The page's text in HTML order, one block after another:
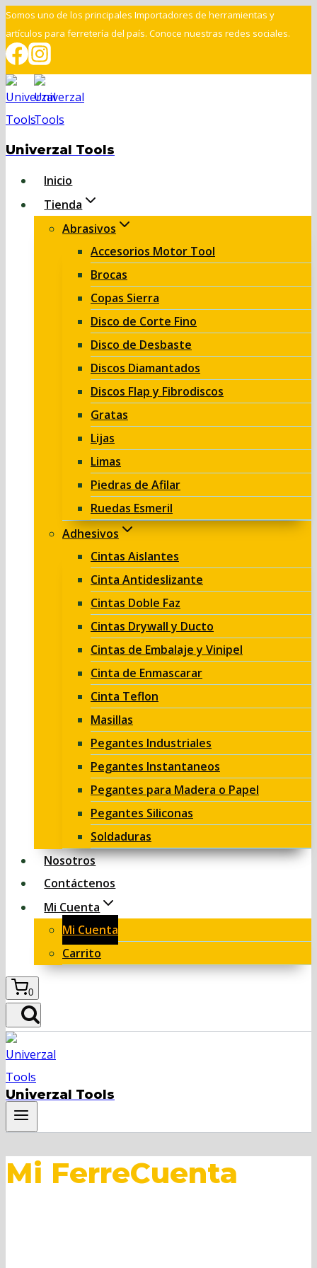
Saltar
al
contenido
Somos uno de los principales Importadores de herramientas y
artículos para ferretería del país. Conoce nuestras redes sociales.
Univerzal Tools
Inicio
Tienda
Abrasivos
Accesorios Motor Tool
Brocas
Copas Sierra
Disco de Corte Fino
Disco de Desbaste
Discos Diamantados
Discos Flap y Fibrodiscos
Gratas
Lijas
Limas
Piedras de Afilar
Ruedas Esmeril
Adhesivos
Cintas Aislantes
Cinta Antideslizante
Cintas Doble Faz
Cintas Drywall y Ducto
Cintas de Embalaje y Vinipel
Cinta de Enmascarar
Cinta Teflon
Masillas
Pegantes Industriales
Pegantes Instantaneos
Pegantes para Madera o Papel
Pegantes Siliconas
Soldaduras
Nosotros
Contáctenos
Mi Cuenta
Mi Cuenta
Carrito
0
Univerzal Tools
Mi FerreCuenta